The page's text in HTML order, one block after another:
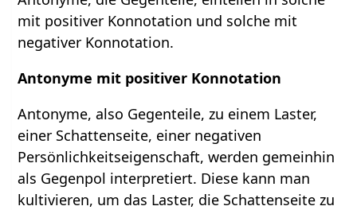
mit positiver Konnotation und solche mit
negativer Konnotation.
Antonyme mit positiver Konnotation
Antonyme, also Gegenteile, zu einem Laster,
einer Schattenseite, einer negativen
Persönlichkeitseigenschaft, werden gemeinhin
als Gegenpol interpretiert. Diese kann man
kultivieren, um das Laster, die Schattenseite zu